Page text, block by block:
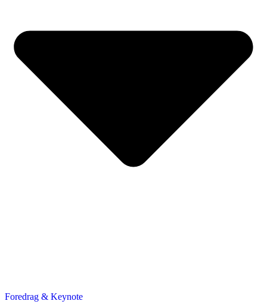
Foredrag & Keynote